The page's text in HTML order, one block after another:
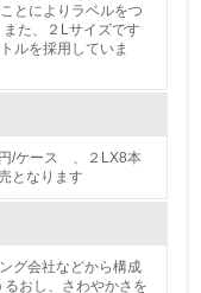
社会的取
数値や目標
とによりラベルをつ
た、２Lサイズです
ルを採用していま
/ケース 、２LX8本
となります
グ会社などから構成
おし、さわやかさを